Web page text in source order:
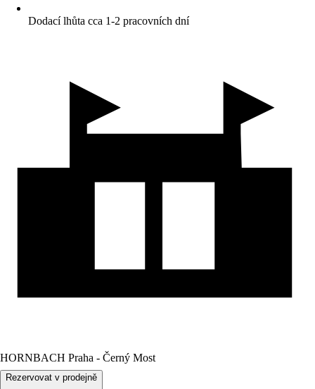
Dodací lhůta cca 1-2 pracovních dní
HORNBACH Praha - Černý Most
Rezervovat v prodejně